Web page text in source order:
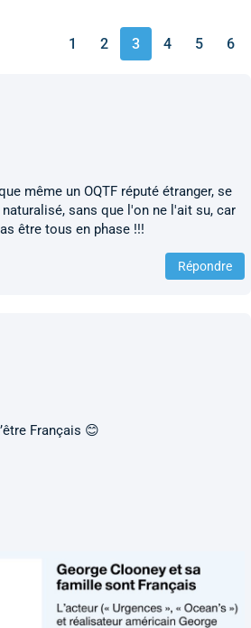
1 2 3 4 5 6
même un OQTF réputé étranger, se
sans que l'on ne l'ait su, car
être tous en phase !!!
Répondre
Français 😊